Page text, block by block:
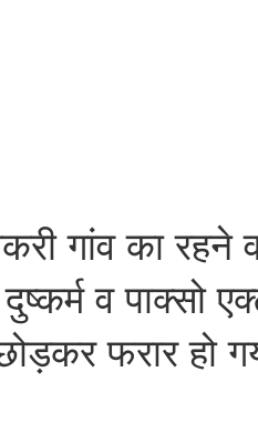
गांव का रहने
व पाक्सो
फरार हो